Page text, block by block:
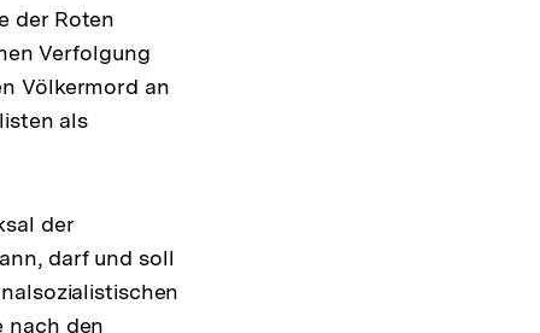
der Roten
Verfolgung
Völkermord an
als
der
darf und soll
nach den